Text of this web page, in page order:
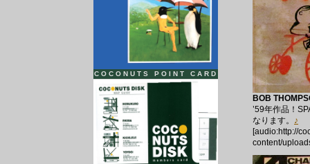
BOB
’59年作品！
なります。 ♪
[audio:http://
content/
COCONUTS POINT CARD